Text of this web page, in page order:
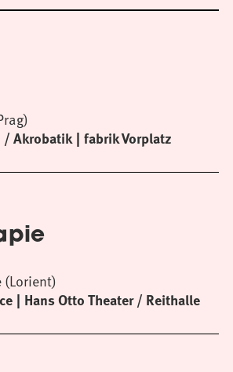
/ Akrobatik fabrik Vorplatz
Hans Otto Theater / Reithalle
(Lorient)